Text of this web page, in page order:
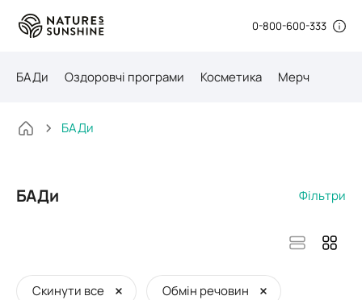
0-800-600-333
БАДи Оздоровчі програми Косметика Мерч
БАДи
БАДи Фільтри
Скинути все Обмін речовин